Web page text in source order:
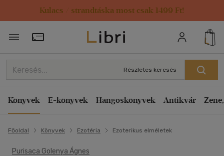
Kulacs / strandtáska most csak 1499 Ft!
Törzsvásárlói Kártya adatai
Részletes keresés
Könyvek E-könyvek Hangoskönyvek Antikvár
Főoldal Könyvek Ezotéria Ezoterikus elméletek
Purisaca Golenya Ágnes